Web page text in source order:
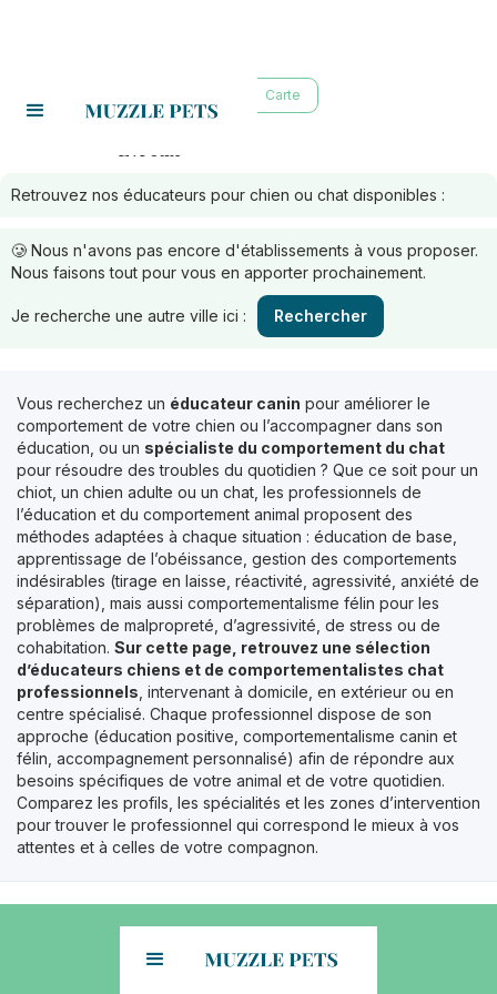
Carte
Retrouvez nos éducateurs pour chien ou chat disponibles :
🥲 Nous n'avons pas encore d'établissements à vous proposer.
Nous faisons tout pour vous en apporter prochainement.
Je recherche une autre ville ici : Rechercher
Vous recherchez un éducateur canin pour améliorer le
comportement de votre chien ou l’accompagner dans son
éducation, ou un spécialiste du comportement du chat
pour résoudre des troubles du quotidien ? Que ce soit pour un
chiot, un chien adulte ou un chat, les professionnels de
l’éducation et du comportement animal proposent des
méthodes adaptées à chaque situation : éducation de base,
apprentissage de l’obéissance, gestion des comportements
indésirables (tirage en laisse, réactivité, agressivité, anxiété de
séparation), mais aussi comportementalisme félin pour les
problèmes de malpropreté, d’agressivité, de stress ou de
cohabitation. Sur cette page, retrouvez une sélection
d’éducateurs chiens et de comportementalistes chat
professionnels , intervenant à domicile, en extérieur ou en
centre spécialisé. Chaque professionnel dispose de son
approche (éducation positive, comportementalisme canin et
félin, accompagnement personnalisé) afin de répondre aux
besoins spécifiques de votre animal et de votre quotidien.
Comparez les profils, les spécialités et les zones d’intervention
pour trouver le professionnel qui correspond le mieux à vos
attentes et à celles de votre compagnon.